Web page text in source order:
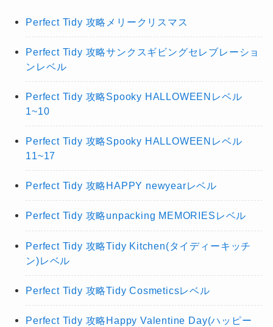
Perfect Tidy 攻略メリークリスマス
Perfect Tidy 攻略サンクスギビングセレブレーショ
ンレベル
Perfect Tidy 攻略Spooky HALLOWEENレベル
1~10
Perfect Tidy 攻略Spooky HALLOWEENレベル
11~17
Perfect Tidy 攻略HAPPY newyearレベル
Perfect Tidy 攻略unpacking MEMORIESレベル
Perfect Tidy 攻略Tidy Kitchen(タイディーキッチ
ン)レベル
Perfect Tidy 攻略Tidy Cosmeticsレベル
Perfect Tidy 攻略Happy Valentine Day(ハッピー